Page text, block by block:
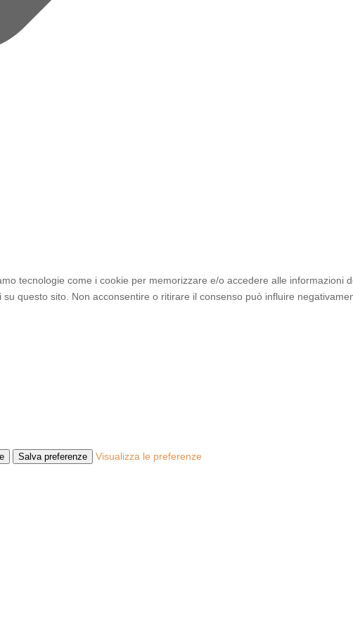
tecnologie come i cookie per memorizzare e/o accedere alle
questo sito. Non acconsentire o ritirare il consenso può influire
Salva preferenze
Visualizza le preferenze